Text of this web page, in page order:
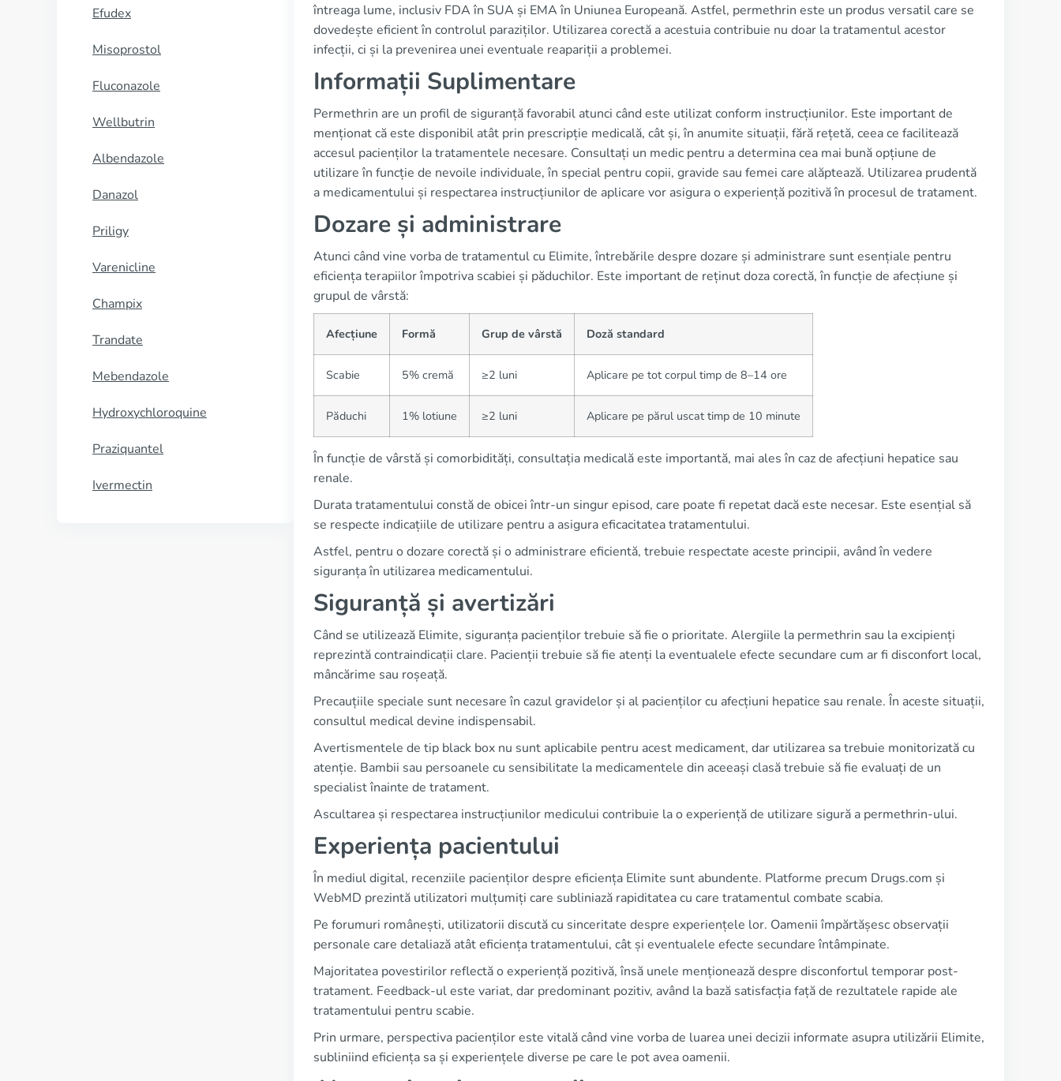
Efudex
Misoprostol
Fluconazole
Wellbutrin
Albendazole
Danazol
Priligy
Varenicline
Champix
Trandate
Mebendazole
Hydroxychloroquine
Praziquantel
Ivermectin
întreaga lume, inclusiv FDA în SUA și EMA în Uniunea Europeană. Astfel, permethrin este un produs versatil care se
dovedește eficient în controlul paraziților. Utilizarea corectă a acestuia contribuie nu doar la tratamentul acestor
infecții, ci și la prevenirea unei eventuale reapariții a problemei.
Informații Suplimentare
Permethrin are un profil de siguranță favorabil atunci când este utilizat conform instrucțiunilor. Este important de
menționat că este disponibil atât prin prescripție medicală, cât și, în anumite situații, fără rețetă, ceea ce facilitează
accesul pacienților la tratamentele necesare. Consultați un medic pentru a determina cea mai bună opțiune de
utilizare în funcție de nevoile individuale, în special pentru copii, gravide sau femei care alăptează. Utilizarea prudentă
a medicamentului și respectarea instrucțiunilor de aplicare vor asigura o experiență pozitivă în procesul de tratament.
Dozare și administrare
Atunci când vine vorba de tratamentul cu Elimite, întrebările despre dozare și administrare sunt esențiale pentru
eficiența terapiilor împotriva scabiei și păduchilor. Este important de reținut doza corectă, în funcție de afecțiune și
grupul de vârstă:
Afecțiune Formă Grup de vârstă Doză standard
Scabie 5% cremă ≥2 luni Aplicare pe tot corpul timp de 8–14 ore
Păduchi 1% lotiune ≥2 luni Aplicare pe părul uscat timp de 10 minute
În funcție de vârstă și comorbidități, consultația medicală este importantă, mai ales în caz de afecțiuni hepatice sau
renale.
Durata tratamentului constă de obicei într-un singur episod, care poate fi repetat dacă este necesar. Este esențial să
se respecte indicațiile de utilizare pentru a asigura eficacitatea tratamentului.
Astfel, pentru o dozare corectă și o administrare eficientă, trebuie respectate aceste principii, având în vedere
siguranța în utilizarea medicamentului.
Siguranță și avertizări
Când se utilizează Elimite, siguranța pacienților trebuie să fie o prioritate. Alergiile la permethrin sau la excipienți
reprezintă contraindicații clare. Pacienții trebuie să fie atenți la eventualele efecte secundare cum ar fi disconfort local,
mâncărime sau roșeață.
Precauțiile speciale sunt necesare în cazul gravidelor și al pacienților cu afecțiuni hepatice sau renale. În aceste situații,
consultul medical devine indispensabil.
Avertismentele de tip black box nu sunt aplicabile pentru acest medicament, dar utilizarea sa trebuie monitorizată cu
atenție. Bambii sau persoanele cu sensibilitate la medicamentele din aceeași clasă trebuie să fie evaluați de un
specialist înainte de tratament.
Ascultarea și respectarea instrucțiunilor medicului contribuie la o experiență de utilizare sigură a permethrin-ului.
Experiența pacientului
În mediul digital, recenziile pacienților despre eficiența Elimite sunt abundente. Platforme precum Drugs.com și
WebMD prezintă utilizatori mulțumiți care subliniază rapiditatea cu care tratamentul combate scabia.
Pe forumuri românești, utilizatorii discută cu sinceritate despre experiențele lor. Oamenii împărtășesc observații
personale care detaliază atât eficiența tratamentului, cât și eventualele efecte secundare întâmpinate.
Majoritatea povestirilor reflectă o experiență pozitivă, însă unele menționează despre disconfortul temporar post-
tratament. Feedback-ul este variat, dar predominant pozitiv, având la bază satisfacția față de rezultatele rapide ale
tratamentului pentru scabie.
Prin urmare, perspectiva pacienților este vitală când vine vorba de luarea unei decizii informate asupra utilizării Elimite,
subliniind eficiența sa și experiențele diverse pe care le pot avea oamenii.